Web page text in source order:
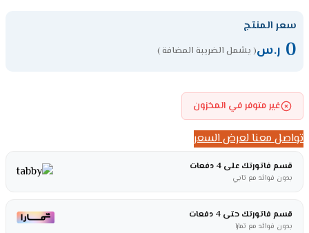
سعر المنتج
0 ر.س( يشمل الضريبة المضافة )
غير متوفر في المخزون
تواصل معنا لعرض السعر
قسم فاتورتك على 4 دفعات
بدون فوائد مع تابي
قسم فاتورتك حتى 4 دفعات
بدون فوائد مع تمارا